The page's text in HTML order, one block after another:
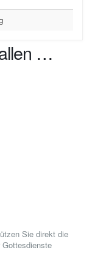
…
Sie direkt die
Gottesdienste